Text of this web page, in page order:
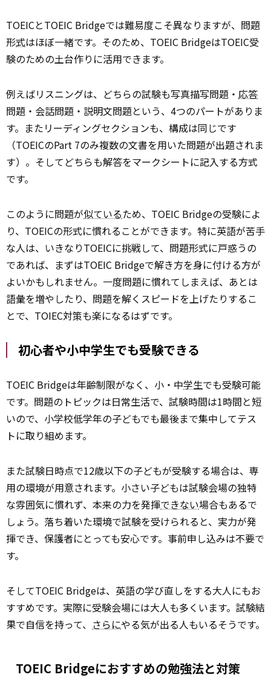
TOEICとTOEIC Bridgeでは難易度こそ異なりますが、問題
形式はほぼ一緒です。そのため、TOEIC BridgeはTOEIC受
験のための土台作りに活用できます。
例えばリスニングは、どちらの試験も写真描写問題・ 応答
問題・会話問題・説明文問題という、4つのパートがありま
す。またリーディングセクションも、構成は同じです
（TOEICのPart 7のみ複数の文書を用いた問題が出題されま
す）。そしてどちらも解答をマークシートに記入する方式
です。
このように問題が似ているため、TOEIC Bridgeの受験によ
り、TOEICの形式に慣れることができます。特に英語が苦手
な人は、いきなりTOEICに挑戦して、問題形式に戸惑うの
であれば、まずはTOEIC Bridgeで解き方を身に付ける方が
よいかもしれません。一度問題に慣れてしまえば、あとは
語彙を増やしたり、問題を解くスピードを上げたりするこ
とで、TOIEC対策も楽になるはずです。
初心者や小中学生でも受験できる
TOEIC Bridgeは年齢制限がなく、小・中学生でも受験可能
です。問題のトピックは日常生活で、試験時間は1時間と短
いので、小学校低学年の子どもでも最後まで集中してテス
トに取り組めます。
また試験日時点で12歳以下の子どもが受験する場合は、専
用の環境が用意されます。小さい子どもは試験会場の独特
な雰囲気に慣れず、本来の力を発揮できない場合もあるで
しょう。落ち着いた環境で試験を受けられると、実力が発
揮でき、保護者にとっても安心です。事前申し込みは不要で
す。
そしてTOEIC Bridgeは、英語の学び直しをする大人にもお
すすめです。実際に受験会場には大人も多くいます。試験結
果で自信を持って、 さらにやる気が出る人もいるそうです。
TOEIC Bridgeにおすすめの勉強法と対策